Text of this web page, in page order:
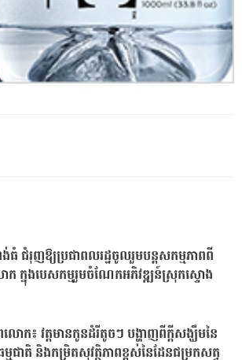
ធំ ជំរុញឱ្យប្រជាពលរដ្ឋចូលរួមបន្តសកម្មភាពពី
ក ក្នុងបេសកម្មរួមចំណែកអភិវឌ្ឍន៍ស្រុកស្ទោង
ោក៖ វត្តមានកូនដំរីតូចៗ បង្ហាញពីក្តីសង្ឃឹមនៃ
មជាតិ និងកម្រិតសុវត្ថិភាពខ្ពស់នៃដែនជម្រកសត្វ